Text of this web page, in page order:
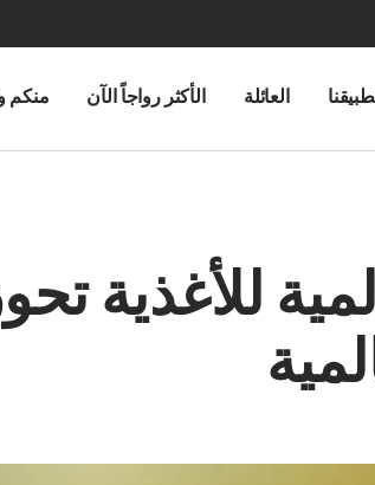
العائلة الأكثر رواجاً الآن منكم
للأغذية